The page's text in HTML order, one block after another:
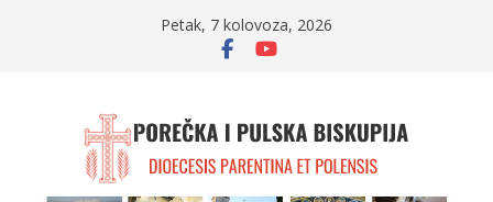
Petak, 7 kolovoza, 2026